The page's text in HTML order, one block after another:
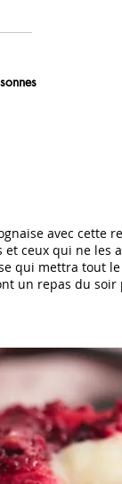
avec cette
ceux qui ne les
qui mettra tout
un repas du